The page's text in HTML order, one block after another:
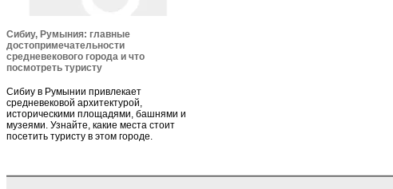
Сибиу, Румыния: главные
достопримечательности
средневекового города и что
посмотреть туристу
Сибиу в Румынии привлекает
средневековой архитектурой,
историческими площадями, башнями и
музеями. Узнайте, какие места стоит
посетить туристу в этом городе.